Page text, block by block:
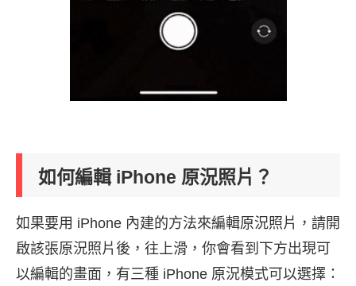
如何編輯 iPhone 原況照片？
如果要用 iPhone 內建的方法來編輯原況照片，請開
啟該張原況照片後，往上滑，你會看到下方出現可
以編輯的畫面，有三種 iPhone 原況模式可以選擇：